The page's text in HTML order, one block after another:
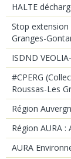
HALTE
Stop extension
Granges-
ISDND
#CPERG
Roussas-Les
Région
Région AURA :
AURA